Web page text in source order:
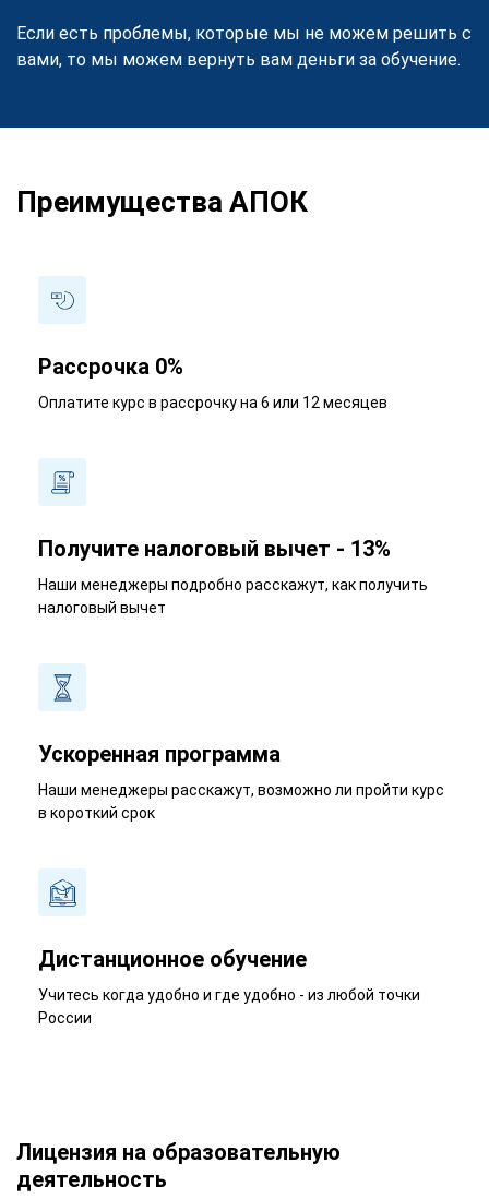
Если есть проблемы, которые мы не можем решить с
вами, то мы можем вернуть вам деньги за обучение.
Преимущества АПОК
Рассрочка 0%
Оплатите курс в рассрочку на 6 или 12 месяцев
Получите налоговый вычет - 13%
Наши менеджеры подробно расскажут, как получить
налоговый вычет
Ускоренная программа
Наши менеджеры расскажут, возможно ли пройти курс
в короткий срок
Дистанционное обучение
Учитесь когда удобно и где удобно - из любой точки
России
Лицензия на образовательную
деятельность